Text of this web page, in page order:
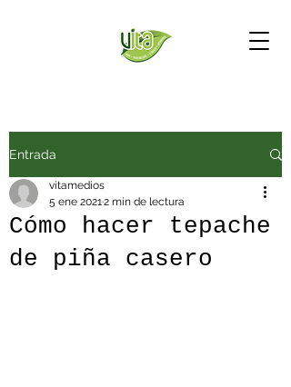
Entrada
Cómo hacer tepache
de piña casero
vitamedios
5 ene 20212 min de lectura